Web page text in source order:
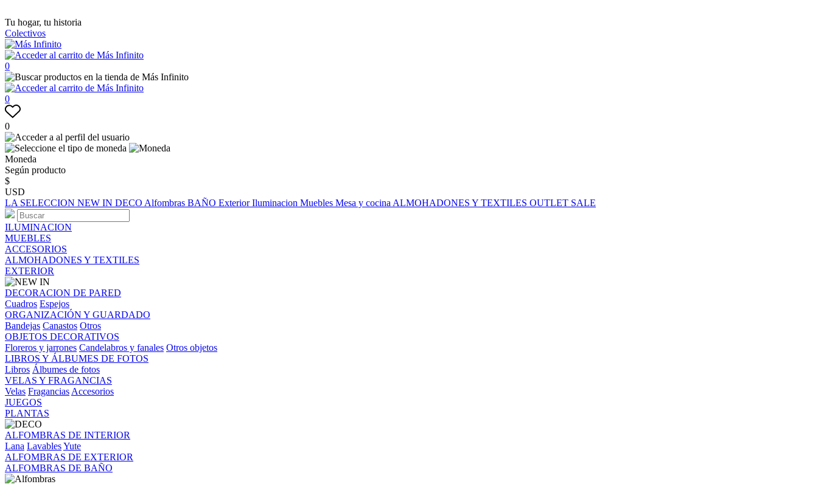
Tu hogar, tu historia
Colectivos
0
0
0
Moneda
Según producto
$
USD
LA SELECCION NEW IN DECO Alfombras BAÑO ExteriorIluminacion Muebles Mesa y cocina ALMOHADONES Y TEXTILES OUTLET SALE
ILUMINACION
MUEBLES
ACCESORIOS
ALMOHADONES Y TEXTILES
EXTERIOR
DECORACION DE PARED
Cuadros Espejos
ORGANIZACIÓN Y GUARDADO
Bandejas Canastos Otros
OBJETOS DECORATIVOS
Floreros y jarrones Candelabros y fanales Otros objetos
LIBROS Y ÁLBUMES DE FOTOS
Libros Álbumes de fotos
VELAS Y FRAGANCIAS
Velas Fragancias Accesorios
JUEGOS
PLANTAS
ALFOMBRAS DE INTERIOR
Lana LavablesYute
ALFOMBRAS DE EXTERIOR
ALFOMBRAS DE BAÑO